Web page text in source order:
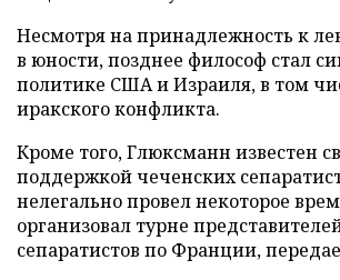
Несмотря на принадлежность к
в юности, позднее философ стал
политике США и Израиля, в том
иракского конфликта.
Кроме того, Глюксманн известен
поддержкой чеченских
нелегально провел некоторое
организовал турне
сепаратистов по Франции,